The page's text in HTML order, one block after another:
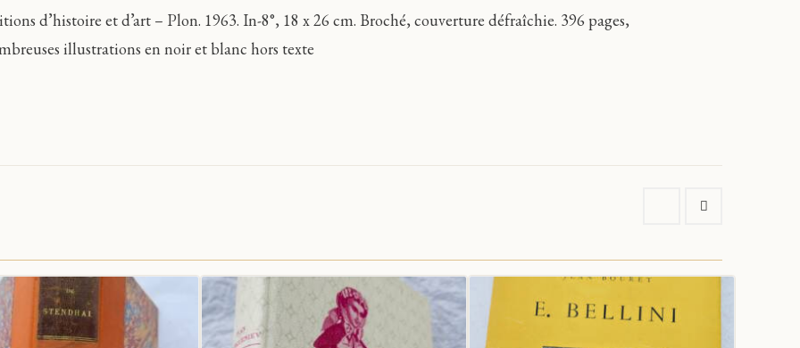
d’histoire et d’art – Plon. 1963. In-8°, 18 x 26 cm. Broché, couverture défraîchie. 396 pages,
illustrations en noir et blanc hors texte